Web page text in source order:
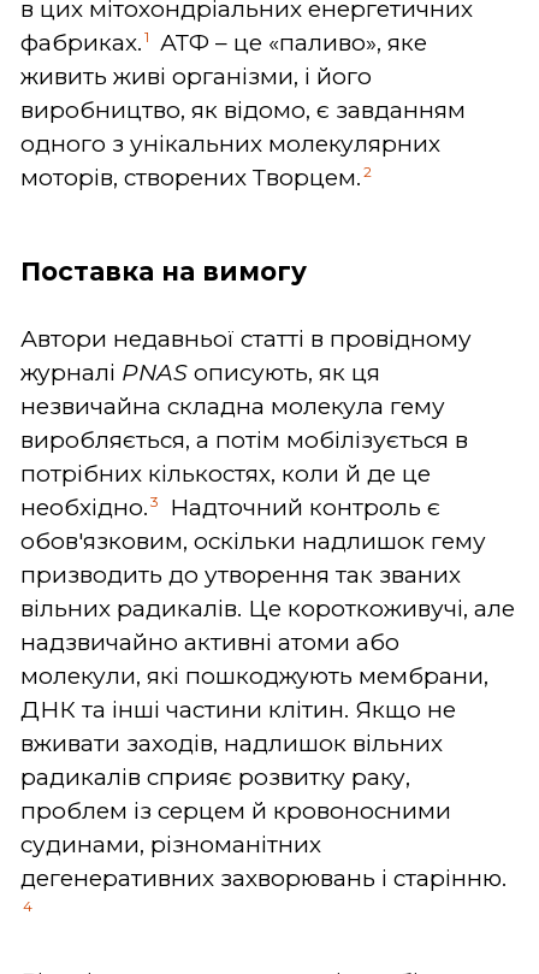
в цих мітохондріальних енергетичних
фабриках. 1
АТФ – це «паливо», яке
живить живі організми, і його
виробництво, як відомо, є завданням
одного з унікальних молекулярних
моторів, створених Творцем. 2
Поставка на вимогу
Автори недавньої статті в провідному
журналі PNAS описують, як ця
незвичайна складна молекула гему
виробляється, а потім мобілізується в
потрібних кількостях, коли й де це
необхідно. 3
Надточний контроль є
обов'язковим, оскільки надлишок гему
призводить до утворення так званих
вільних радикалів. Це короткоживучі, але
надзвичайно активні атоми або
молекули, які пошкоджують мембрани,
ДНК та інші частини клітин. Якщо не
вживати заходів, надлишок вільних
радикалів сприяє розвитку раку,
проблем із серцем й кровоносними
судинами, різноманітних
дегенеративних захворювань і старінню.
4